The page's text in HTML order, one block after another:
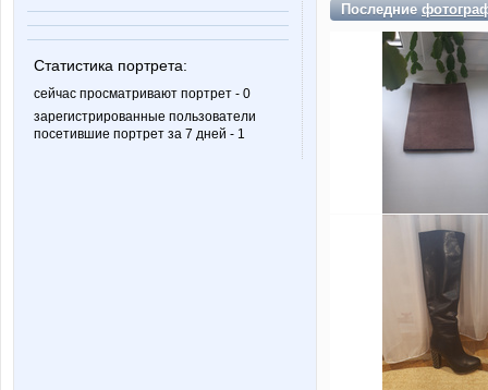
Статистика портрета:
сейчас просматривают портрет - 0
зарегистрированные пользователи
посетившие портрет за 7 дней - 1
Последние